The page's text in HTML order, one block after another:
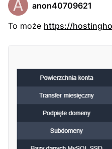
anon40709621
To może https://